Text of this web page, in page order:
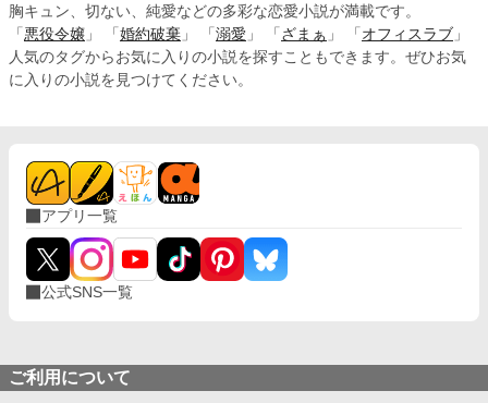
胸キュン、切ない、純愛などの多彩な恋愛小説が満載です。
「 悪役令嬢 」 「 婚約破棄 」 「 溺愛 」 「 ざまぁ 」 「 オフィスラブ 」
人気のタグからお気に入りの小説を探すこともできます。ぜひお気
に入りの小説を見つけてください。
アプリ一覧
公式SNS一覧
ご利用について